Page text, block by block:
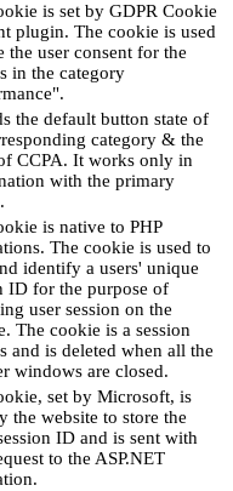
is set by GDPR Cookie
plugin. The cookie is used
the user consent for the
in the category
the default button state of
category & the
CCPA. It works only in
with the primary
is native to PHP
The cookie is used to
identify a users' unique
ID for the purpose of
user session on the
The cookie is a session
and is deleted when all the
windows are closed.
set by Microsoft, is
the website to store the
ID and is sent with
to the ASP.NET